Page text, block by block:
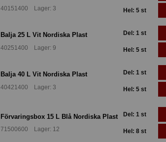
40151400 Lager: 3 Hel: 5 st
Balja 25 L Vit Nordiska Plast
40251400 Lager: 9
Del: 1 st
Hel: 5 st
Balja 40 L Vit Nordiska Plast
40421400 Lager: 3
Del: 1 st
Hel: 5 st
Förvaringsbox 15 L Blå Nordiska Plast
71500600 Lager: 12
Del: 1 st
Hel: 8 st